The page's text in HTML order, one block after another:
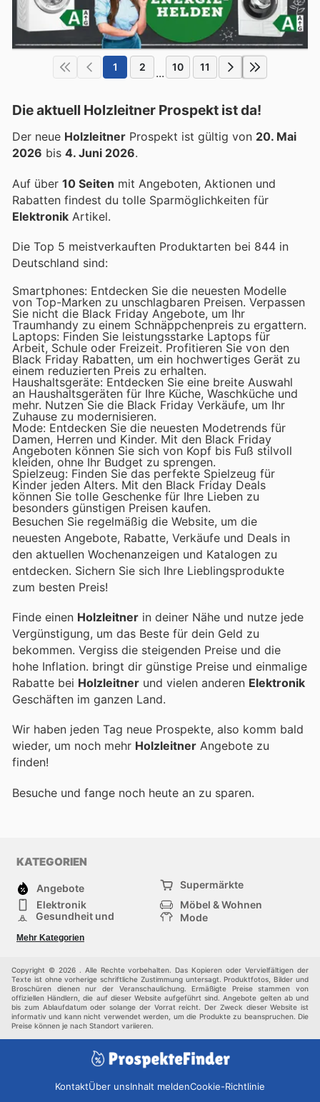
1 2 ... 10 11
Die aktuell Holzleitner Prospekt ist da!
Der neue Holzleitner Prospekt ist gültig von 20. Mai
2026 bis 4. Juni 2026.
Auf über 10 Seiten mit Angeboten, Aktionen und
Rabatten findest du tolle Sparmöglichkeiten für
Elektronik Artikel.
Die Top 5 meistverkauften Produktarten bei 844 in
Deutschland sind:
Smartphones: Entdecken Sie die neuesten Modelle
von Top-Marken zu unschlagbaren Preisen. Verpassen
Sie nicht die Black Friday Angebote, um Ihr
Traumhandy zu einem Schnäppchenpreis zu ergattern.
Laptops: Finden Sie leistungsstarke Laptops für
Arbeit, Schule oder Freizeit. Profitieren Sie von den
Black Friday Rabatten, um ein hochwertiges Gerät zu
einem reduzierten Preis zu erhalten.
Haushaltsgeräte: Entdecken Sie eine breite Auswahl
an Haushaltsgeräten für Ihre Küche, Waschküche und
mehr. Nutzen Sie die Black Friday Verkäufe, um Ihr
Zuhause zu modernisieren.
Mode: Entdecken Sie die neuesten Modetrends für
Damen, Herren und Kinder. Mit den Black Friday
Angeboten können Sie sich von Kopf bis Fuß stilvoll
kleiden, ohne Ihr Budget zu sprengen.
Spielzeug: Finden Sie das perfekte Spielzeug für
Kinder jeden Alters. Mit den Black Friday Deals
können Sie tolle Geschenke für Ihre Lieben zu
besonders günstigen Preisen kaufen.
Besuchen Sie regelmäßig die Website, um die
neuesten Angebote, Rabatte, Verkäufe und Deals in
den aktuellen Wochenanzeigen und Katalogen zu
entdecken. Sichern Sie sich Ihre Lieblingsprodukte
zum besten Preis!
Finde einen Holzleitner in deiner Nähe und nutze jede
Vergünstigung, um das Beste für dein Geld zu
bekommen. Vergiss die steigenden Preise und die
hohe Inflation. bringt dir günstige Preise und einmalige
Rabatte bei Holzleitner und vielen anderen Elektronik
Geschäften im ganzen Land.
Wir haben jeden Tag neue Prospekte, also komm bald
wieder, um noch mehr Holzleitner Angebote zu
finden!
Besuche und fange noch heute an zu sparen.
KATEGORIEN
Angebote
Supermärkte
Elektronik
Möbel & Wohnen
Gesundheit und
Mode
Sportartikel und
Sportbekleidung
Einkaufzentren
Andere
Mehr Kategorien
Copyright © 2026 . Alle Rechte vorbehalten. Das Kopieren oder Vervielfältigen der
Texte ist ohne vorherige schriftliche Zustimmung untersagt. Produktfotos, Bilder und
Broschüren dienen nur der Veranschaulichung. Ermäßigte Preise stammen von
offiziellen Händlern, die auf dieser Website aufgeführt sind. Angebote gelten ab und
bis zum Ablaufdatum oder solange der Vorrat reicht. Der Zweck dieser Website ist
informativ und kann nicht verwendet werden, um die Produkte zu beanspruchen. Die
Preise können je nach Standort variieren.
KontaktÜber unsInhalt meldenCookie-Richtlinie